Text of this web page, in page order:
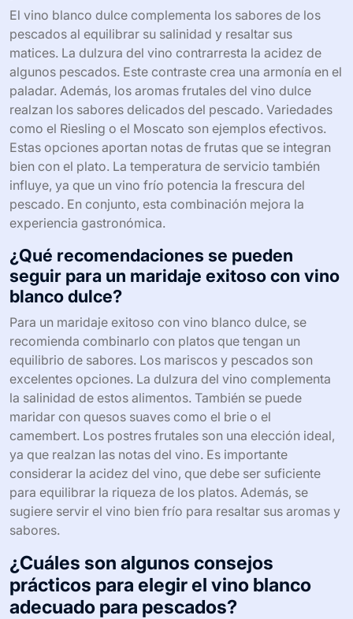
El vino blanco dulce complementa los sabores de los
pescados al equilibrar su salinidad y resaltar sus
matices. La dulzura del vino contrarresta la acidez de
algunos pescados. Este contraste crea una armonía en el
paladar. Además, los aromas frutales del vino dulce
realzan los sabores delicados del pescado. Variedades
como el Riesling o el Moscato son ejemplos efectivos.
Estas opciones aportan notas de frutas que se integran
bien con el plato. La temperatura de servicio también
influye, ya que un vino frío potencia la frescura del
pescado. En conjunto, esta combinación mejora la
experiencia gastronómica.
¿Qué recomendaciones se pueden
seguir para un maridaje exitoso con vino
blanco dulce?
Para un maridaje exitoso con vino blanco dulce, se
recomienda combinarlo con platos que tengan un
equilibrio de sabores. Los mariscos y pescados son
excelentes opciones. La dulzura del vino complementa
la salinidad de estos alimentos. También se puede
maridar con quesos suaves como el brie o el
camembert. Los postres frutales son una elección ideal,
ya que realzan las notas del vino. Es importante
considerar la acidez del vino, que debe ser suficiente
para equilibrar la riqueza de los platos. Además, se
sugiere servir el vino bien frío para resaltar sus aromas y
sabores.
¿Cuáles son algunos consejos
prácticos para elegir el vino blanco
adecuado para pescados?